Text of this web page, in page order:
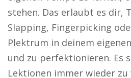
stehen. Das erlaubt es dir,
Slapping, Fingerpicking
Plektrum in deinem
und zu perfektionieren. Es
Lektionen immer wieder